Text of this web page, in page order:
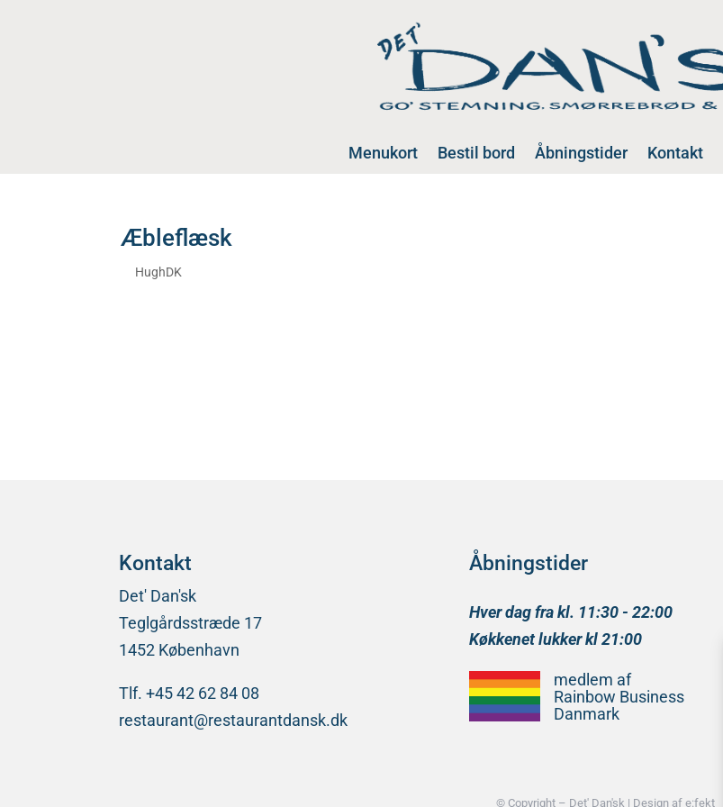
Menukort Bestil bord Åbningstider Kontakt
Æbleflæsk
HughDK
Kontakt
Det' Dan'sk
Teglgårdsstræde 17
1452 København
Tlf. +45 42 62 84 08
restaurant@restaurantdansk.dk
Åbningstider
Hver dag fra kl. 11:30 - 22:00
Køkkenet lukker kl 21:00
medlem af
Rainbow Business
Danmark
© Copyright – Det' Dan'sk | Design af e:fekt